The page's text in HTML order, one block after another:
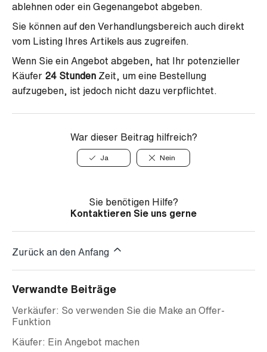
ablehnen oder ein Gegenangebot abgeben.
Sie können auf den Verhandlungsbereich auch direkt
vom Listing Ihres Artikels aus zugreifen.
Wenn Sie ein Angebot abgeben, hat Ihr potenzieller
Käufer 24 Stunden Zeit, um eine Bestellung
aufzugeben, ist jedoch nicht dazu verpflichtet.
War dieser Beitrag hilfreich?
Ja Nein
Sie benötigen Hilfe?
Kontaktieren Sie uns gerne
Zurück an den Anfang
Verwandte Beiträge
Verkäufer: So verwenden Sie die Make an Offer-
Funktion
Käufer: Ein Angebot machen